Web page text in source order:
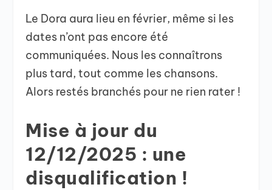
Le Dora aura lieu en février, même si les
dates n’ont pas encore été
communiquées. Nous les connaîtrons
plus tard, tout comme les chansons.
Alors restés branchés pour ne rien rater !
Mise à jour du
12/12/2025 : une
disqualification !